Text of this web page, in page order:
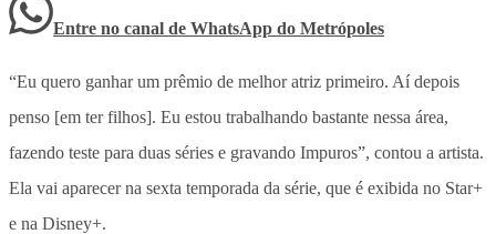
Entre no canal de WhatsApp do Metrópoles
“Eu quero ganhar um prêmio de melhor atriz primeiro. Aí depois
penso [em ter filhos]. Eu estou trabalhando bastante nessa área,
fazendo teste para duas séries e gravando Impuros”, contou a artista.
Ela vai aparecer na sexta temporada da série, que é exibida no Star+
e na Disney+.